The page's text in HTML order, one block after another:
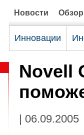
Новости
Инновации
Novell
| 06.09.2005